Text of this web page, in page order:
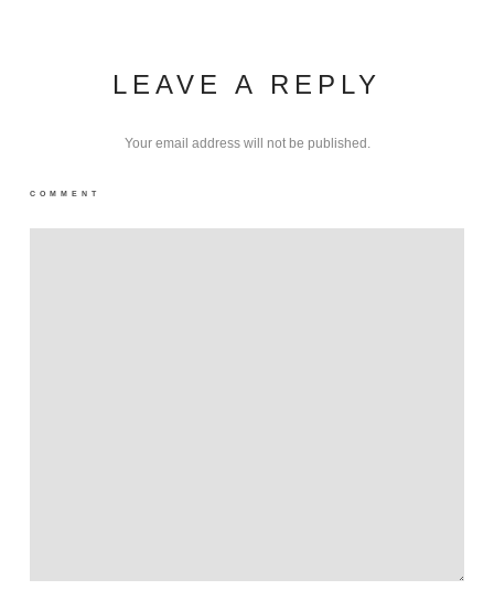
LEAVE A REPLY
Your email address will not be published.
COMMENT